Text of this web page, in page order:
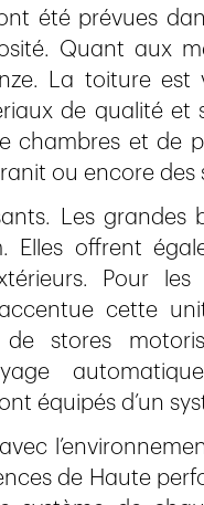
été prévues
Quant aux
La toiture est
de qualité et
chambres et de
ou encore
Les
Elles offrent
Pour les
cette
de stores
équipés d’un
de Haute